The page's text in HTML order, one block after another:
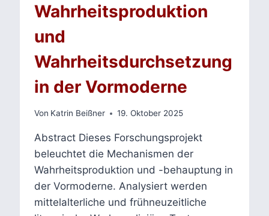
Wahrheitsproduktion
und
Wahrheitsdurchsetzung
in der Vormoderne
Von Katrin Beißner 19. Oktober 2025
Abstract Dieses Forschungsprojekt
beleuchtet die Mechanismen der
Wahrheitsproduktion und -behauptung in
der Vormoderne. Analysiert werden
mittelalterliche und frühneuzeitliche